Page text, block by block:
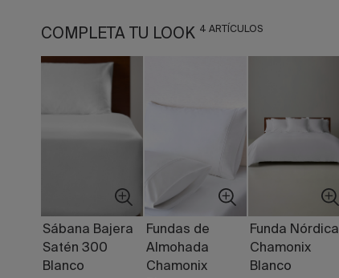
COMPLETA TU LOOK 4 ARTÍCULOS
Sábana Bajera
Satén 300
Blanco
Fundas de
Almohada
Chamonix
Funda Nórdica
Chamonix
Blanco